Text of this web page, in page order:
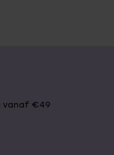
vanaf €49